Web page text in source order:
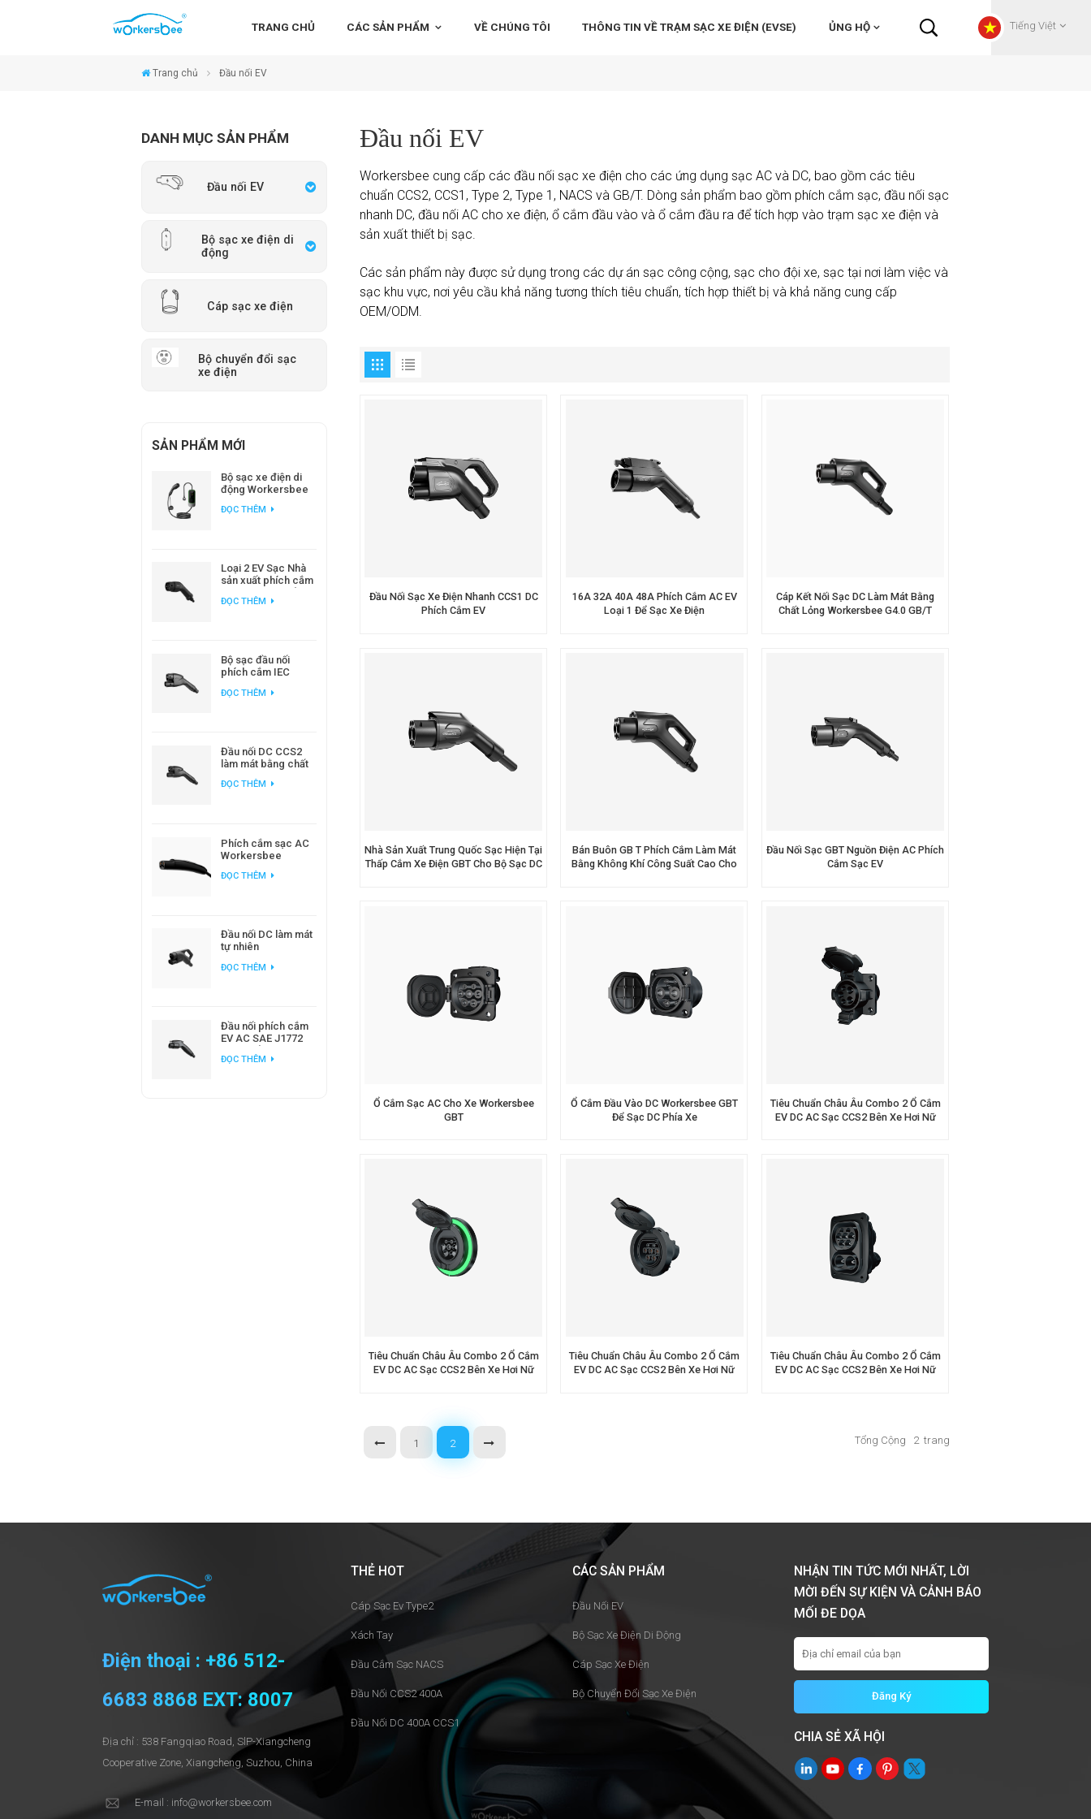
TRANG CHỦ CÁC SẢN PHẨM VỀ CHÚNG TÔI THÔNG TIN VỀ TRẠM SẠC XE ĐIỆN (EVSE) ỦNG HỘ Tiếng Việt
Trang chủ Đầu nối EV
DANH MỤC SẢN PHẨM
Đầu nối EV
Bộ sạc xe điện di
động
Cáp sạc xe điện
Bộ chuyển đổi sạc
xe điện
SẢN PHẨM MỚI
Bộ sạc xe điện di
động Workersbee
dòng điện điều
ĐỌC THÊM
Loại 2 EV Sạc Nhà
sản xuất phích cắm
Châu Âu
ĐỌC THÊM
Bộ sạc đầu nối
phích cắm IEC
cho trạm sạc EV
ĐỌC THÊM
Đầu nối DC CCS2
làm mát bằng chất
dành cho sạc xe
ĐỌC THÊM
Phích cắm sạc AC
Workersbee
sạc EV tại nhà và nơi
ĐỌC THÊM
Đầu nối DC làm mát
tự nhiên
CCS2 để sạc nhanh
ĐỌC THÊM
Đầu nối phích cắm
EV AC SAE J1772
điện
ĐỌC THÊM
Đầu nối EV
Workersbee cung cấp các đầu nối sạc xe điện cho các ứng dụng sạc AC và DC, bao gồm các tiêu
chuẩn CCS2, CCS1, Type 2, Type 1, NACS và GB/T. Dòng sản phẩm bao gồm phích cắm sạc, đầu nối sạc
nhanh DC, đầu nối AC cho xe điện, ổ cắm đầu vào và ổ cắm đầu ra để tích hợp vào trạm sạc xe điện và
sản xuất thiết bị sạc.
Các sản phẩm này được sử dụng trong các dự án sạc công cộng, sạc cho đội xe, sạc tại nơi làm việc và
sạc khu vực, nơi yêu cầu khả năng tương thích tiêu chuẩn, tích hợp thiết bị và khả năng cung cấp
OEM/ODM.
Đầu Nối Sạc Xe Điện Nhanh CCS1 DC
Phích Cắm EV
16A 32A 40A 48A Phích Cắm AC EV
Loại 1 Để Sạc Xe Điện
Cáp Kết Nối Sạc DC Làm Mát Bằng
Chất Lỏng Workersbee G4.0 GB/T
Nhà Sản Xuất Trung Quốc Sạc Hiện Tại
Thấp Cắm Xe Điện GBT Cho Bộ Sạc DC
Bán Buôn GB T Phích Cắm Làm Mát
Bằng Không Khí Công Suất Cao Cho
Đầu Nối Sạc GBT Nguồn Điện AC Phích
Cắm Sạc EV
Ổ Cắm Sạc AC Cho Xe Workersbee
GBT
Ổ Cắm Đầu Vào DC Workersbee GBT
Để Sạc DC Phía Xe
Tiêu Chuẩn Châu Âu Combo 2 Ổ Cắm
EV DC AC Sạc CCS2 Bên Xe Hơi Nữ
Tiêu Chuẩn Châu Âu Combo 2 Ổ Cắm
EV DC AC Sạc CCS2 Bên Xe Hơi Nữ
Tiêu Chuẩn Châu Âu Combo 2 Ổ Cắm
EV DC AC Sạc CCS2 Bên Xe Hơi Nữ
Tiêu Chuẩn Châu Âu Combo 2 Ổ Cắm
EV DC AC Sạc CCS2 Bên Xe Hơi Nữ
1 2 Tổng Cộng 2 Trang
Điện thoại : +86 512-
6683 8868 EXT: 8007
Địa chỉ : 538 Fangqiao Road, SlP-Xiangcheng
Cooperative Zone, Xiangcheng, Suzhou, China
E-mail : info@workersbee.com
THẺ HOT
Cáp Sạc Ev Type2
Xách Tay
Đầu Cắm Sạc NACS
Đầu Nối CCS2 400A
Đầu Nối DC 400A CCS1
CÁC SẢN PHẨM
Đầu Nối EV
Bộ Sạc Xe Điện Di Động
Cáp Sạc Xe Điện
Bộ Chuyển Đổi Sạc Xe Điện
NHẬN TIN TỨC MỚI NHẤT, LỜI
MỜI ĐẾN SỰ KIỆN VÀ CẢNH BÁO
MỐI ĐE DỌA
CHIA SẺ XÃ HỘI